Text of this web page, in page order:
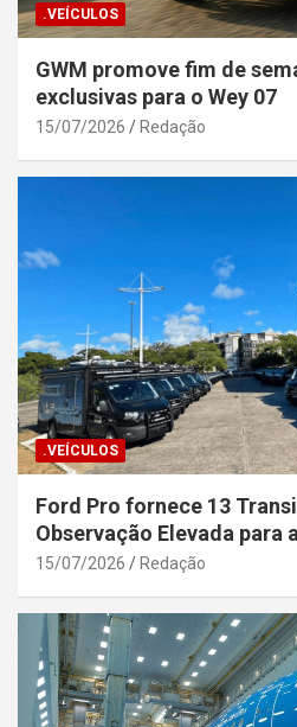
.VEÍCULOS
GWM promove fim de
exclusivas para o Wey 07
15/07/2026 Redação
.VEÍCULOS
Ford Pro fornece 13
Observação Elevada para
Segurança Pública da Bahia
15/07/2026 Redação